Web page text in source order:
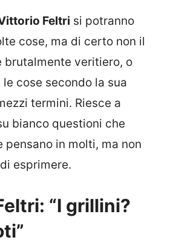
Feltri si potranno
cose, ma di certo non il
brutalmente veritiero, o
cose secondo la sua
termini. Riesce a
bianco questioni che
pensano in molti, ma non
esprimere.
“I grillini?